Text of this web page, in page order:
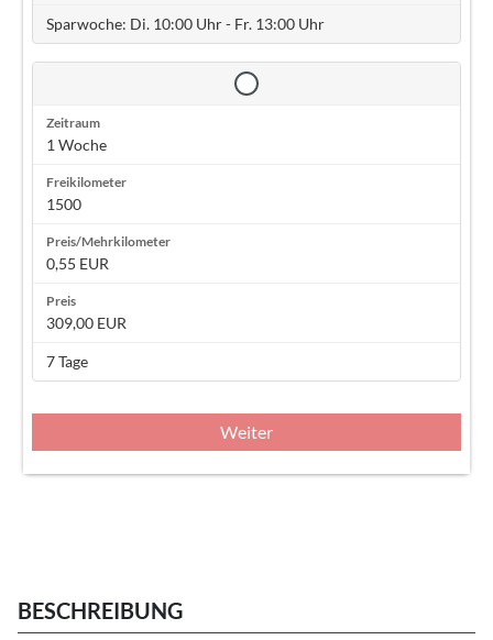
Sparwoche: Di. 10:00 Uhr - Fr. 13:00 Uhr
1 Woche
1500
0,55 EUR
309,00 EUR
7 Tage
Weiter
BESCHREIBUNG